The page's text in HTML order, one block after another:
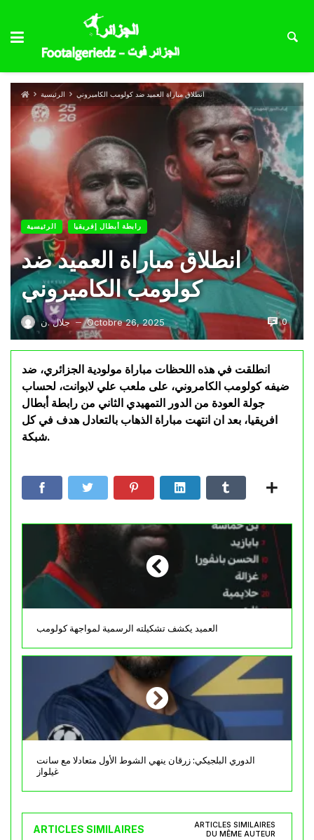
الرئيسية انطلاق مباراة العميد ضد كولومب الكاميروني
الرئيسية رابطة أبطال إفريقيا
انطلاق مباراة العميد ضد
كولومب الكاميروني
جلال .ن — Octobre 26, 2025 0
انطلقت في هذه اللحظات مباراة مولودية الجزائري، ضد
ضيفه كولومب الكامروني، على ملعب علي لابوانت، لحساب
جولة العودة من الدور التمهيدي الثاني من رابطة أبطال
افريقيا، بعد ان انتهت مباراة الذهاب بالتعادل هدف في كل
شبكة.
العميد يكشف تشكيلته الرسمية لمواجهة كولومب
الدوري البلجيكي: زرقان ينهي الشوط الأول متعادلا مع سانت
غيلواز
ARTICLES SIMILAIRES
ARTICLES SIMILAIRES
DU MÊME AUTEUR